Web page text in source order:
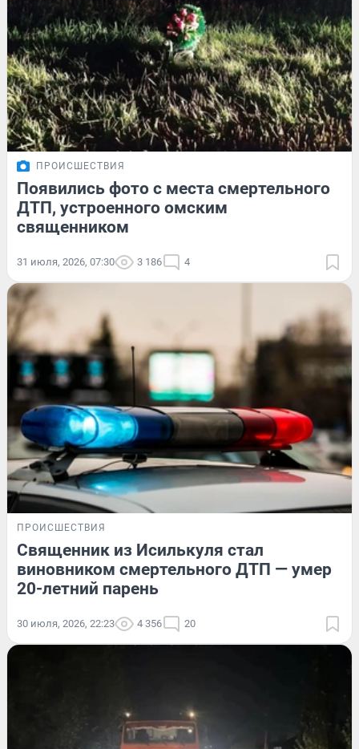
ПРОИСШЕСТВИЯ
Появились фото с места смертельного
ДТП, устроенного омским
священником
31 июля, 2026, 07:30 3 186 4
ПРОИСШЕСТВИЯ
Священник из Исилькуля стал
виновником смертельного ДТП — умер
20-летний парень
30 июля, 2026, 22:23 4 356 20